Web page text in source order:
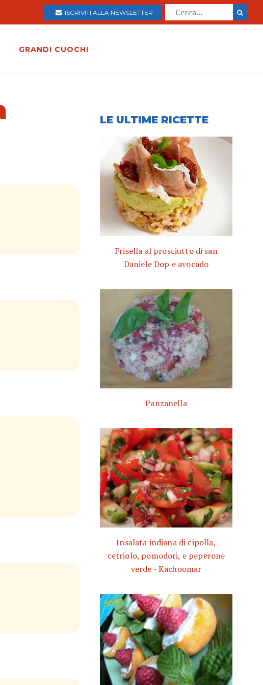
ISCRIVITI ALLA NEWSLETTER
GRANDI CUOCHI
LE ULTIME RICETTE
Frisella al prosciutto di san
Daniele Dop e avocado
Panzanella
Insalata indiana di cipolla,
cetriolo, pomodori, e peperone
verde - Kachoomar